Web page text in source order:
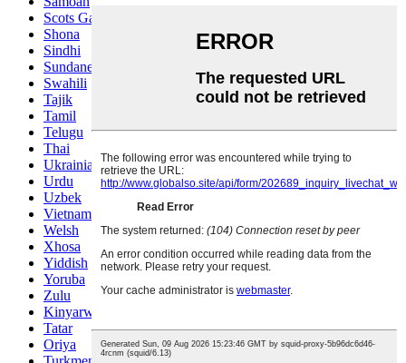
Scots Gaelic
Shona
Sindhi
Sundanese
Swahili
Tajik
Tamil
Telugu
Thai
Ukrainian
Urdu
Uzbek
Vietnamese
Welsh
Xhosa
Yiddish
Yoruba
Zulu
Kinyarwanda
Tatar
Oriya